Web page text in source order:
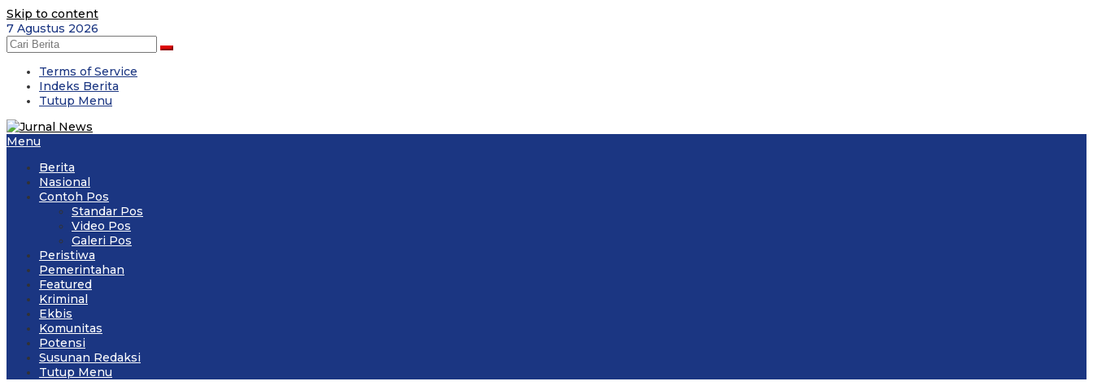
Skip to content
7 Agustus 2026
Terms of Service
Indeks Berita
Tutup Menu
Menu
Berita
Nasional
Contoh Pos
Standar Pos
Video Pos
Galeri Pos
Peristiwa
Pemerintahan
Featured
Kriminal
Ekbis
Komunitas
Potensi
Susunan Redaksi
Tutup Menu